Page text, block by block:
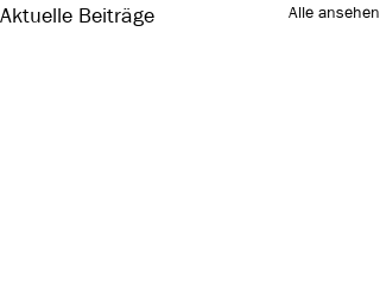
Aktuelle Beiträge Alle ansehen